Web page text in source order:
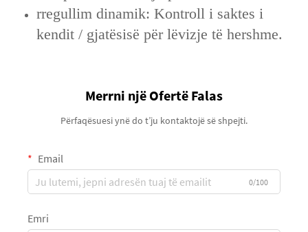
rregullim dinamik: Kontroll i saktes i
kendit / gjatësisë për lëvizje të hershme.
Merrni një Ofertë Falas
Përfaqësuesi ynë do t’ju kontaktojë së shpejti.
Email
0/100
Emri